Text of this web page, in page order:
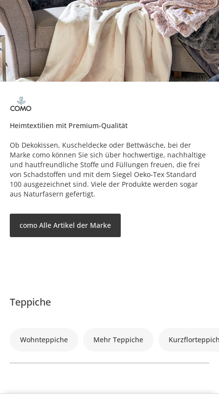
Heimtextilien mit Premium-Qualität
Ob Dekokissen, Kuscheldecke oder Bettwäsche, bei der
Marke como können Sie sich über hochwertige, nachhaltige
und hautfreundliche Stoffe und Füllungen freuen, die frei
von Schadstoffen und mit dem Siegel Oeko-Tex Standard
100 ausgezeichnet sind. Viele der Produkte werden sogar
aus Naturfasern gefertigt.
como Alle Artikel der Marke
Teppiche
Wohnteppiche Mehr Teppiche